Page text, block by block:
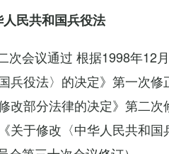
人民共和国兵役法
次会议通过 根据1998年12
役法〉的决定》第一次
改部分法律的决定》第二
于修改〈中华人民共和